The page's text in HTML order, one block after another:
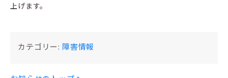
上げます。
カテゴリー: 障害情報